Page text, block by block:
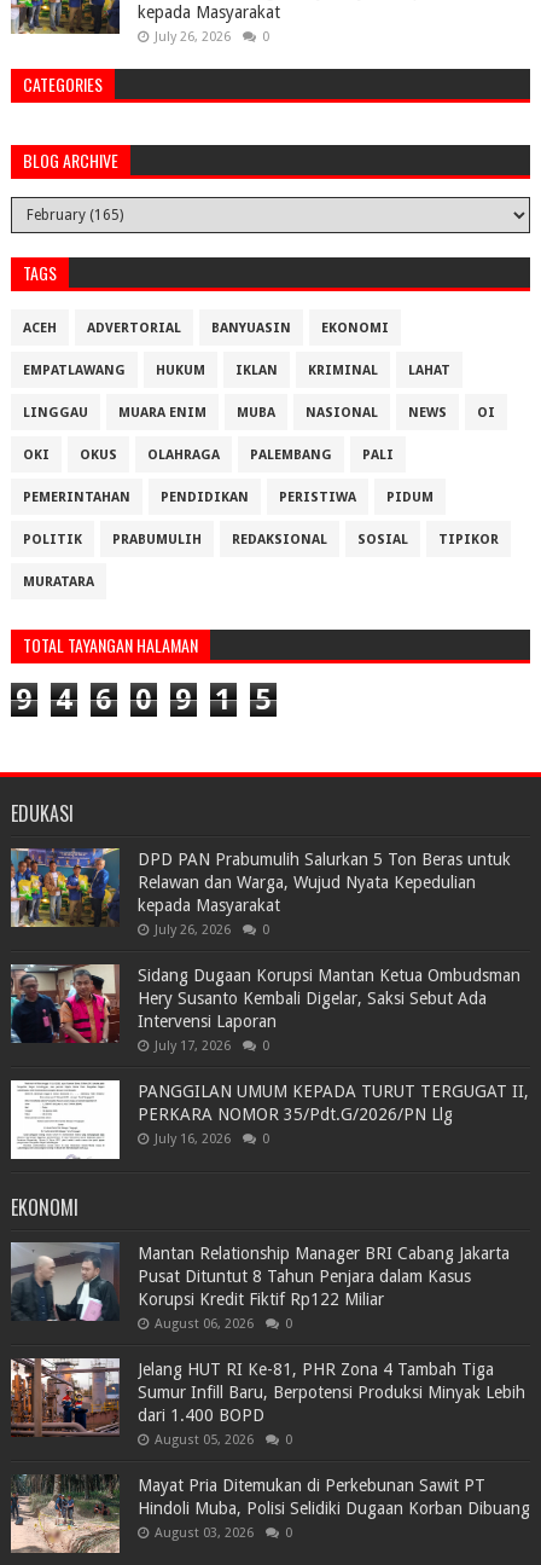
kepada Masyarakat
July 26, 2026 0
CATEGORIES
BLOG ARCHIVE
TAGS
ACEH ADVERTORIAL BANYUASIN EKONOMI
EMPATLAWANG HUKUM IKLAN KRIMINAL LAHAT
LINGGAU MUARA ENIM MUBA NASIONAL NEWS OI
OKI OKUS OLAHRAGA PALEMBANG PALI
PEMERINTAHAN PENDIDIKAN PERISTIWA PIDUM
POLITIK PRABUMULIH REDAKSIONAL SOSIAL TIPIKOR
MURATARA
TOTAL TAYANGAN HALAMAN
9 4 6 0 9 1 5
EDUKASI
DPD PAN Prabumulih Salurkan 5 Ton Beras untuk
Relawan dan Warga, Wujud Nyata Kepedulian
kepada Masyarakat
July 26, 2026 0
Sidang Dugaan Korupsi Mantan Ketua Ombudsman
Hery Susanto Kembali Digelar, Saksi Sebut Ada
Intervensi Laporan
July 17, 2026 0
PANGGILAN UMUM KEPADA TURUT TERGUGAT II,
PERKARA NOMOR 35/Pdt.G/2026/PN Llg
July 16, 2026 0
EKONOMI
Mantan Relationship Manager BRI Cabang Jakarta
Pusat Dituntut 8 Tahun Penjara dalam Kasus
Korupsi Kredit Fiktif Rp122 Miliar
August 06, 2026 0
Jelang HUT RI Ke-81, PHR Zona 4 Tambah Tiga
Sumur Infill Baru, Berpotensi Produksi Minyak Lebih
dari 1.400 BOPD
August 05, 2026 0
Mayat Pria Ditemukan di Perkebunan Sawit PT
Hindoli Muba, Polisi Selidiki Dugaan Korban Dibuang
August 03, 2026 0